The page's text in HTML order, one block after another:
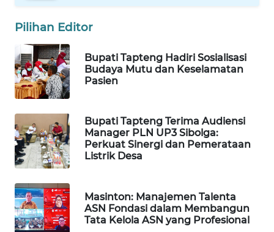
Pilihan Editor
Bupati Tapteng Hadiri Sosialisasi
Budaya Mutu dan Keselamatan
Pasien
Bupati Tapteng Terima Audiensi
Manager PLN UP3 Sibolga:
Perkuat Sinergi dan Pemerataan
Listrik Desa
Masinton: Manajemen Talenta
ASN Fondasi dalam Membangun
Tata Kelola ASN yang Profesional
ID
NET
PLN
WATCH
MKLI
LPKKI
LKKI
KOPEKLIN